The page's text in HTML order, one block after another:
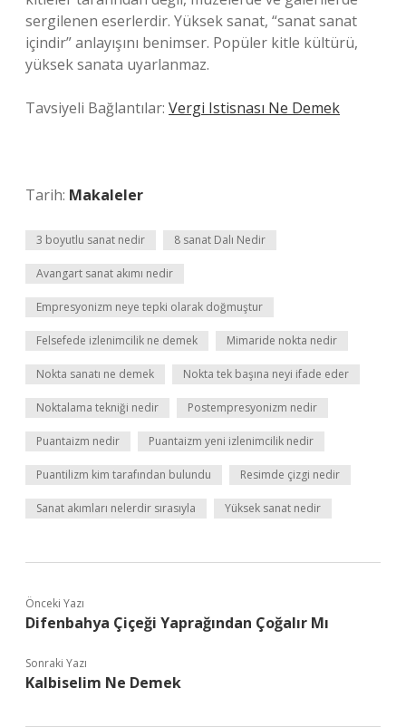
sergilenen eserlerdir. Yüksek sanat, “sanat sanat
içindir” anlayışını benimser. Popüler kitle kültürü,
yüksek sanata uyarlanmaz.
Tavsiyeli Bağlantılar: Vergi Istisnası Ne Demek
Tarih: Makaleler
3 boyutlu sanat nedir 8 sanat Dalı Nedir
Avangart sanat akımı nedir
Empresyonizm neye tepki olarak doğmuştur
Felsefede izlenimcilik ne demek Mimaride nokta nedir
Nokta sanatı ne demek Nokta tek başına neyi ifade eder
Noktalama tekniği nedir Postempresyonizm nedir
Puantaizm nedir Puantaizm yeni izlenimcilik nedir
Puantilizm kim tarafından bulundu Resimde çizgi nedir
Sanat akımları nelerdir sırasıyla Yüksek sanat nedir
Önceki Yazı
Difenbahya Çiçeği Yaprağından Çoğalır Mı
Sonraki Yazı
Kalbiselim Ne Demek